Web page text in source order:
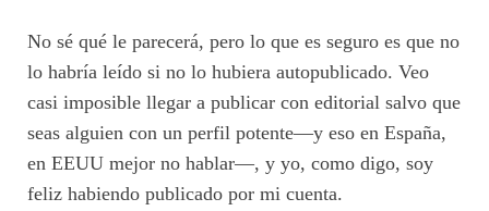
No sé qué le parecerá, pero lo que es seguro es que no
lo habría leído si no lo hubiera autopublicado. Veo
casi imposible llegar a publicar con editorial salvo que
seas alguien con un perfil potente—y eso en España,
en EEUU mejor no hablar—, y yo, como digo, soy
feliz habiendo publicado por mi cuenta.